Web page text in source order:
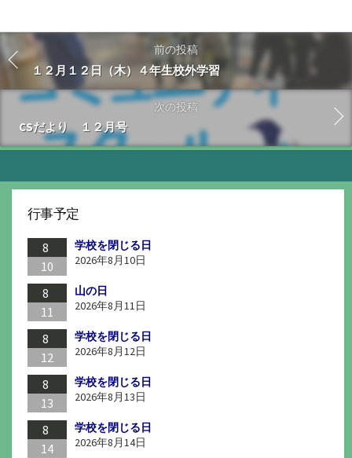
前の投稿
１２月１２日（木）４年生校外学習
次の投稿
CSだより １２月号
行事予定
8
10
学校を閉じる日
2026年8月10日
8
11
山の日
2026年8月11日
8
12
学校を閉じる日
2026年8月12日
8
13
学校を閉じる日
2026年8月13日
8
14
学校を閉じる日
2026年8月14日